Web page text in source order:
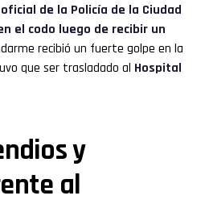
oficial de la Policía de la Ciudad
el codo luego de recibir un
recibió un fuerte golpe en la
que ser trasladado al Hospital
y
al